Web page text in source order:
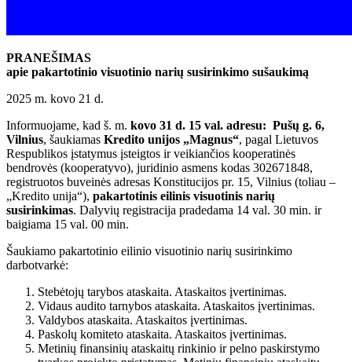
PRANEŠIMAS
apie pakartotinio visuotinio narių susirinkimo sušaukimą
2025 m. kovo 21 d.
Informuojame, kad š. m. kovo 31 d. 15 val. adresu: Pušų g. 6,
Vilnius, šaukiamas Kredito unijos „Magnus“, pagal Lietuvos
Respublikos įstatymus įsteigtos ir veikiančios kooperatinės
bendrovės (kooperatyvo), juridinio asmens kodas 302671848,
registruotos buveinės adresas Konstitucijos pr. 15, Vilnius (toliau –
„Kredito unija“), pakartotinis eilinis visuotinis narių
susirinkimas. Dalyvių registracija pradedama 14 val. 30 min. ir
baigiama 15 val. 00 min.
Šaukiamo pakartotinio eilinio visuotinio narių susirinkimo
darbotvarkė:
Stebėtojų tarybos ataskaita. Ataskaitos įvertinimas.
Vidaus audito tarnybos ataskaita. Ataskaitos įvertinimas.
Valdybos ataskaita. Ataskaitos įvertinimas.
Paskolų komiteto ataskaita. Ataskaitos įvertinimas.
Metinių finansinių ataskaitų rinkinio ir pelno paskirstymo